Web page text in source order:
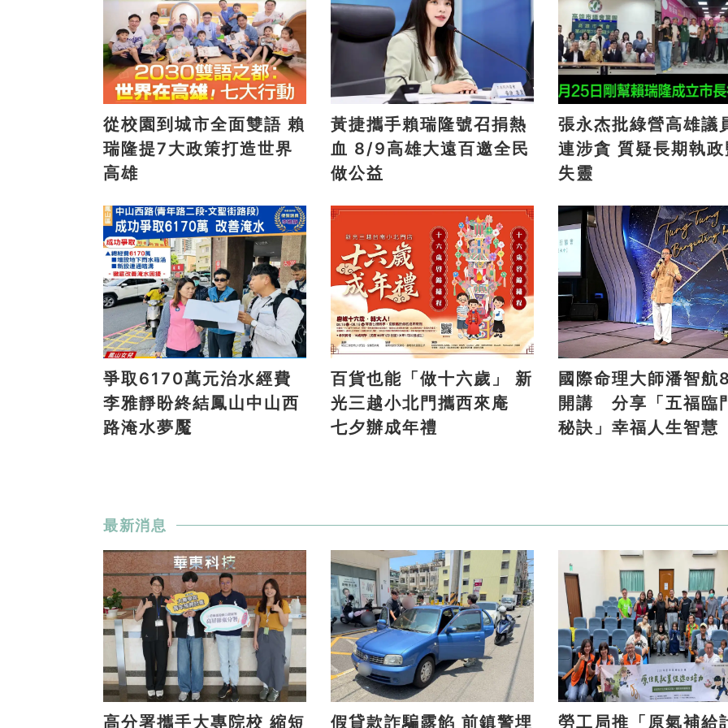
從校園到城市全面雙語 賴
瑞隆提7大政策打造世界
高雄
黃捷攜手賴瑞隆號召捐熱
血 8/9高雄大遠百邀全民
做公益
張永杰批綠營高雄議
連涉貪 質疑長期執政監督
失靈
爭取6170萬元治水經費
李雅靜盼終結鳳山中山西
路淹水夢魘
百貨也能「做十六歲」 新
光三越小北門攜西來庵
七夕辦成年禮
國際命理大師潘智
開講 分享「五福臨
秘訣」幸福人生智慧
最新消息
高分署攜手大專院校 縮短 假貸款詐騙露餡 前鎮警埋 勞工局推「原氣補給